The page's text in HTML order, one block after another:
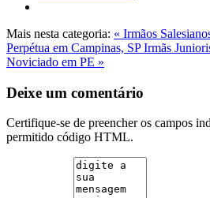
Mais nesta categoria: « Irmãos
Perpétua em Campinas, SPIrmãs
Noviciado em PE »
Deixe um comentário
Certifique-se de preencher os campos
permitido código HTML.